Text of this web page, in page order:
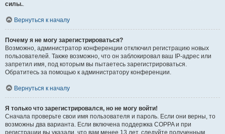
силы..
Вернуться к началу
Почему я не могу зарегистрироваться?
Возможно, администратор конференции отключил регистрацию новых
пользователей. Также возможно, что он заблокировал ваш IP-адрес или
запретил имя, под которым вы пытаетесь зарегистрироваться.
Обратитесь за помощью к администратору конференции.
Вернуться к началу
Я только что зарегистрировался, но не могу войти!
Сначала проверьте свои имя пользователя и пароль. Если они верны, то
возможны два варианта. Если включена поддержка COPPA и при
регистрации вы указали, что вам менее 13 лет, следуйте полученным